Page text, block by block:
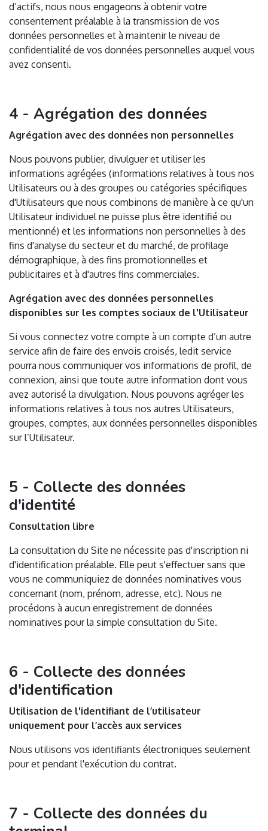
d’actifs, nous nous engageons à obtenir votre
consentement préalable à la transmission de vos
données personnelles et à maintenir le niveau de
confidentialité de vos données personnelles auquel vous
avez consenti.
4 - Agrégation des données
Agrégation avec des données non personnelles
Nous pouvons publier, divulguer et utiliser les
informations agrégées (informations relatives à tous nos
Utilisateurs ou à des groupes ou catégories spécifiques
d'Utilisateurs que nous combinons de manière à ce qu'un
Utilisateur individuel ne puisse plus être identifié ou
mentionné) et les informations non personnelles à des
fins d'analyse du secteur et du marché, de profilage
démographique, à des fins promotionnelles et
publicitaires et à d'autres fins commerciales.
Agrégation avec des données personnelles
disponibles sur les comptes sociaux de l'Utilisateur
Si vous connectez votre compte à un compte d’un autre
service afin de faire des envois croisés, ledit service
pourra nous communiquer vos informations de profil, de
connexion, ainsi que toute autre information dont vous
avez autorisé la divulgation. Nous pouvons agréger les
informations relatives à tous nos autres Utilisateurs,
groupes, comptes, aux données personnelles disponibles
sur l’Utilisateur.
5 - Collecte des données
d'identité
Consultation libre
La consultation du Site ne nécessite pas d'inscription ni
d'identification préalable. Elle peut s'effectuer sans que
vous ne communiquiez de données nominatives vous
concernant (nom, prénom, adresse, etc). Nous ne
procédons à aucun enregistrement de données
nominatives pour la simple consultation du Site.
6 - Collecte des données
d'identification
Utilisation de l'identifiant de l’utilisateur
uniquement pour l’accès aux services
Nous utilisons vos identifiants électroniques seulement
pour et pendant l'exécution du contrat.
7 - Collecte des données du